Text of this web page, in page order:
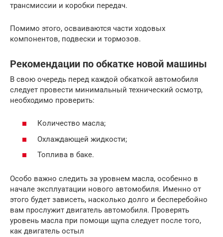
трансмиссии и коробки передач.
Помимо этого, осваиваются части ходовых
компонентов, подвески и тормозов.
Рекомендации по обкатке новой машины
В свою очередь перед каждой обкаткой автомобиля
следует провести минимальный технический осмотр,
необходимо проверить:
Количество масла;
Охлаждающей жидкости;
Топлива в баке.
Особо важно следить за уровнем масла, особенно в
начале эксплуатации нового автомобиля. Именно от
этого будет зависеть, насколько долго и бесперебойно
вам прослужит двигатель автомобиля. Проверять
уровень масла при помощи щупа следует после того,
как двигатель остыл